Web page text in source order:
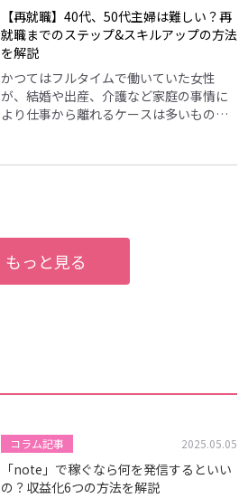
【再就職】40代、50代主婦は難しい？再
就職までのステップ&スキルアップの方法
を解説
かつてはフルタイムで働いていた女性
が、結婚や出産、介護など家庭の事情に
より仕事から離れるケースは多いもの。
る自分は雇ってもらえる…
もっと見る
コラム記事 2025.05.05
「note」で稼ぐなら何を発信するといい
の？収益化6つの方法を解説